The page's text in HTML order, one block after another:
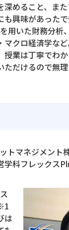
深めること、ま
も興味があった
用いた財務分析
マクロ経済学な
授業は丁寧でわ
ただけるので無
トマネジメン
科フレックス
は